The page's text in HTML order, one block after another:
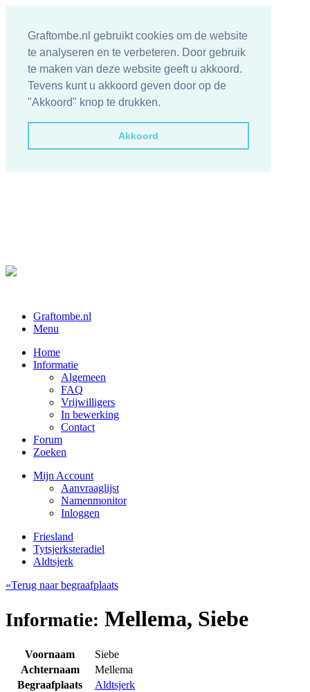
Graftombe.nl gebruikt cookies om de website
te analyseren en te verbeteren. Door gebruik
te maken van deze website geeft u akkoord.
Tevens kunt u akkoord geven door op de
"Akkoord" knop te drukken.
Akkoord
Graftombe.nl
Menu
Home
Informatie
Algemeen
FAQ
Vrijwilligers
In bewerking
Contact
Forum
Zoeken
Mijn Account
Aanvraaglijst
Namenmonitor
Inloggen
Friesland
Tytsjerksteradiel
Aldtsjerk
«Terug naar begraafplaats
Informatie: Mellema, Siebe
Voornaam
Siebe
Achternaam
Mellema
Begraafplaats
Aldtsjerk